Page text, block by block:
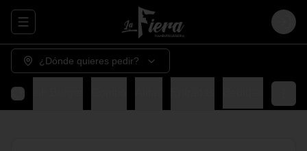
Abrir menu de navegación Login
¿Dónde quieres pedir?
Smash Burger